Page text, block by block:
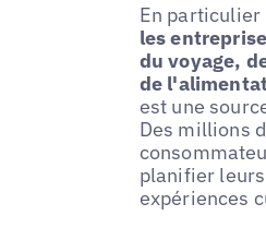
En particulier
les
du voyage,
de
est une
Des millions
planifier
expériences